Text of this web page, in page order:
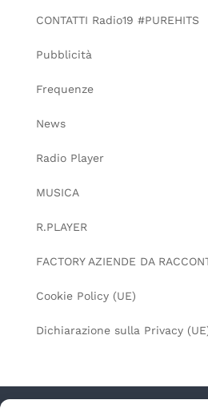
CONTATTI Radio19 #PUREHITS
Pubblicità
Frequenze
News
Radio Player
MUSICA
R.PLAYER
FACTORY AZIENDE DA
Cookie Policy (UE)
Dichiarazione sulla Privacy